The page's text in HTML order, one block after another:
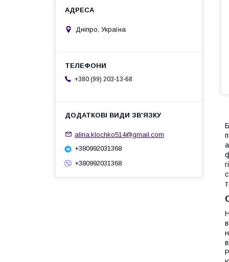
Дніпро, Україна
+380 (99) 203-13-68
alina.klochko514@gmail.com
+380992031368
+380992031368